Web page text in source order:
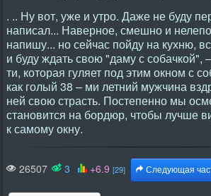
. .. Ну вот, уже и утро. Даже не буду
написал... Наверное, смешно и
напишу... но сейчас пойду на кухню,
и буду ждать свою "даму с собачкой",
ти, которая гуляет под этим окном с
как голый 38 – ми летний мужчина
ней свою страсть. Постепенно мы
становится на бордюр, чтобы лучше
к самому окну.
26507 3 +6.9 [29] Следующая